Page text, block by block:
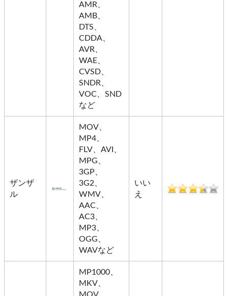
AMR、
AMB、
DTS、
CDDA、
AVR、
WAE、
CVSD、
SNDR、
VOC、SND
など
ザンザ
ル
MOV、
MP4、
FLV、AVI、
MPG、
3GP、
3G2、
WMV、
AAC、
AC3、
MP3、
OGG、
WAVなど
いい
え
MP1000、
MKV、